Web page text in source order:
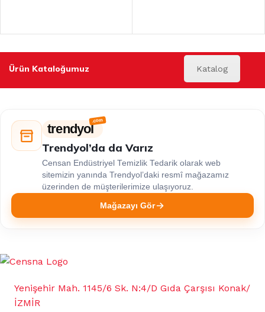
Ürün Kataloğumuz Katalog
trendyol
Trendyol’da da Varız
Censan Endüstriyel Temizlik Tedarik olarak web
sitemizin yanında Trendyol’daki resmî mağazamız
üzerinden de müşterilerimize ulaşıyoruz.
Mağazayı Gör
Yenişehir Mah. 1145/6 Sk. N:4/D Gıda Çarşısı Konak/
İZMİR